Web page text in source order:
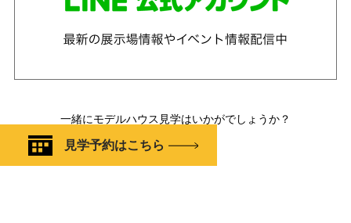
一緒にモデルハウス見学はいかがでしょうか？
見学予約はこちら